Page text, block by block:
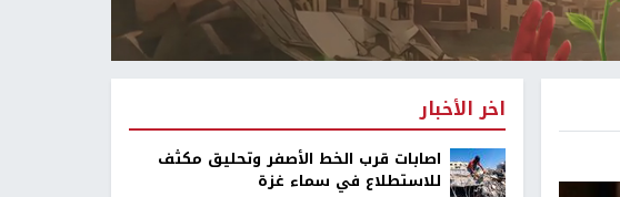
اخر الأخبار
اصابات قرب الخط الأصفر وتحليق مكثف
للاستطلاع في سماء غزة